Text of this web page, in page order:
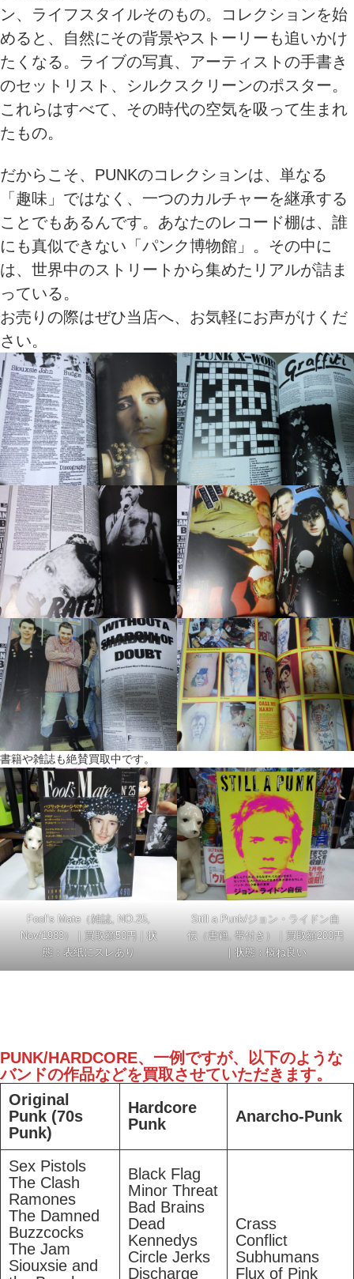
ン、ライフスタイルそのもの。コレクションを始
めると、自然にその背景やストーリーも追いかけ
たくなる。ライブの写真、アーティストの手書き
のセットリスト、シルクスクリーンのポスター。
これらはすべて、その時代の空気を吸って生まれ
たもの。
だからこそ、PUNKのコレクションは、単なる
「趣味」ではなく、一つのカルチャーを継承する
ことでもあるんです。あなたのレコード棚は、誰
にも真似できない「パンク博物館」。その中に
は、世界中のストリートから集めたリアルが詰ま
っている。
お売りの際はぜひ当店へ、お気軽にお声がけくだ
さい。
書籍や雑誌も絶賛買取中です。
Fool’s Mate（雑誌, NO.25,
Nov/1983）｜買取額50円｜状
態：表紙にスレあり
Still a Punk/ジョン・ライドン自
伝（書籍, 帯付き）｜買取額200円
｜状態：概ね良い
PUNK/HARDCORE、一例ですが、以下のような
バンドの作品などを買取させていただきます。
Original
Punk (70s
Punk)
Hardcore
Punk
Anarcho-Punk
Sex Pistols
The Clash
Ramones
The Damned
Buzzcocks
The Jam
Siouxsie and
Black Flag
Minor Threat
Bad Brains
Dead
Kennedys
Circle Jerks
Discharge
Crass
Conflict
Subhumans
Flux of Pink